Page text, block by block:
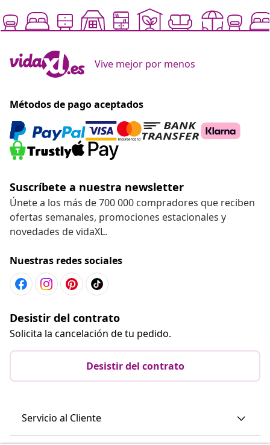
Vive mejor por menos
Métodos de pago aceptados
Suscríbete a nuestra newsletter
Únete a los más de 700 000 compradores que reciben
ofertas semanales, promociones estacionales y
novedades de vidaXL.
Nuestras redes sociales
Desistir del contrato
Solicita la cancelación de tu pedido.
Desistir del contrato
Servicio al Cliente